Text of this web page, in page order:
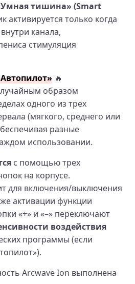
тишина» (Smart
активируется только когда
канала,
стимуляция
🔥
образом
одного из трех
(мягкого, среднего или
разные
использовании.
с помощью трех
на корпусе.
для включения/выключения
активации функции
«+» и «–» переключают
воздействия
программы (если
Arcwave Ion выполнена